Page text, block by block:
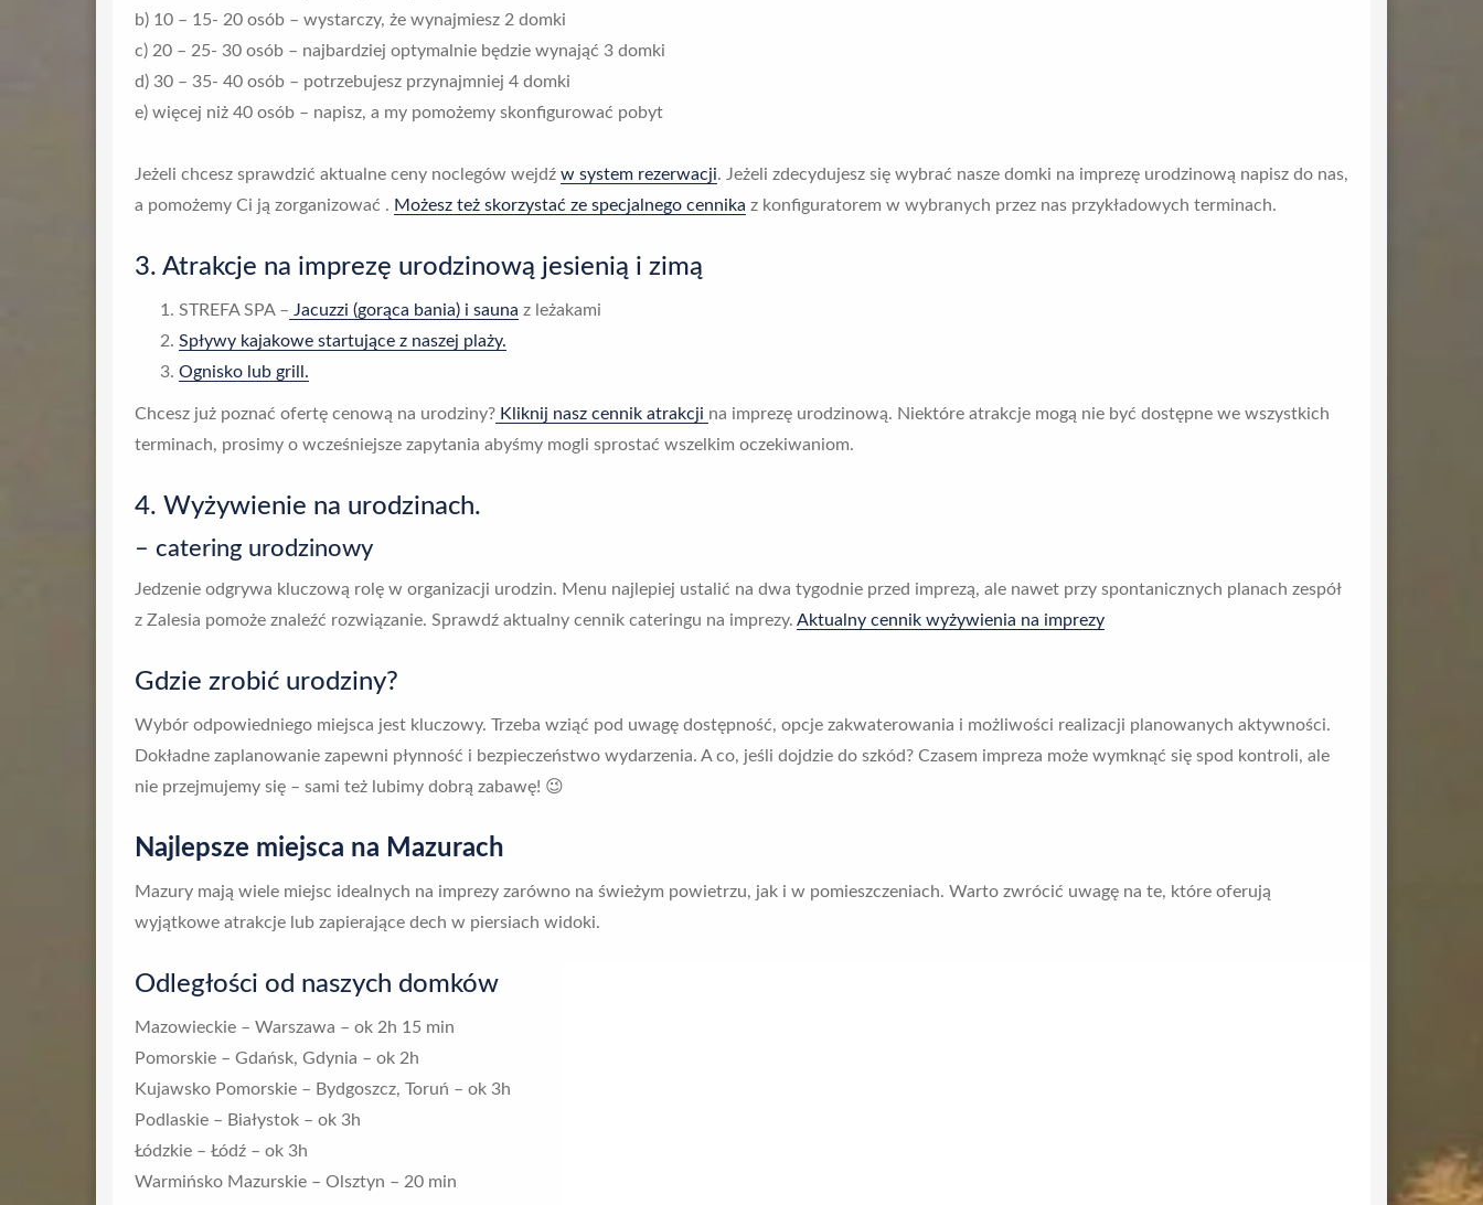
b) 10 – 15- 20 osób – wystarczy, że wynajmiesz 2 domki
c) 20 – 25- 30 osób – najbardziej optymalnie będzie wynająć 3 domki
d) 30 – 35- 40 osób – potrzebujesz przynajmniej 4 domki
e) więcej niż 40 osób – napisz, a my pomożemy skonfigurować pobyt
Jeżeli chcesz sprawdzić aktualne ceny noclegów wejdź w system rezerwacji. Jeżeli zdecydujesz się wybrać nasze domki na imprezę urodzinową napisz do nas,
a pomożemy Ci ją zorganizować . Możesz też skorzystać ze specjalnego cennika z konfiguratorem w wybranych przez nas przykładowych terminach.
3. Atrakcje na imprezę urodzinową jesienią i zimą
STREFA SPA – Jacuzzi (gorąca bania) i sauna z leżakami
Spływy kajakowe startujące z naszej plaży.
Ognisko lub grill.
Chcesz już poznać ofertę cenową na urodziny? Kliknij nasz cennik atrakcji na imprezę urodzinową. Niektóre atrakcje mogą nie być dostępne we wszystkich
terminach, prosimy o wcześniejsze zapytania abyśmy mogli sprostać wszelkim oczekiwaniom.
4. Wyżywienie na urodzinach.
– catering urodzinowy
Jedzenie odgrywa kluczową rolę w organizacji urodzin. Menu najlepiej ustalić na dwa tygodnie przed imprezą, ale nawet przy spontanicznych planach zespół
z Zalesia pomoże znaleźć rozwiązanie. Sprawdź aktualny cennik cateringu na imprezy. Aktualny cennik wyżywienia na imprezy
Gdzie zrobić urodziny?
Wybór odpowiedniego miejsca jest kluczowy. Trzeba wziąć pod uwagę dostępność, opcje zakwaterowania i możliwości realizacji planowanych aktywności.
Dokładne zaplanowanie zapewni płynność i bezpieczeństwo wydarzenia. A co, jeśli dojdzie do szkód? Czasem impreza może wymknąć się spod kontroli, ale
nie przejmujemy się – sami też lubimy dobrą zabawę! 😉
Najlepsze miejsca na Mazurach
Mazury mają wiele miejsc idealnych na imprezy zarówno na świeżym powietrzu, jak i w pomieszczeniach. Warto zwrócić uwagę na te, które oferują
wyjątkowe atrakcje lub zapierające dech w piersiach widoki.
Odległości od naszych domków
Mazowieckie – Warszawa – ok 2h 15 min
Pomorskie – Gdańsk, Gdynia – ok 2h
Kujawsko Pomorskie – Bydgoszcz, Toruń – ok 3h
Podlaskie – Białystok – ok 3h
Łódzkie – Łódź – ok 3h
Warmińsko Mazurskie – Olsztyn – 20 min